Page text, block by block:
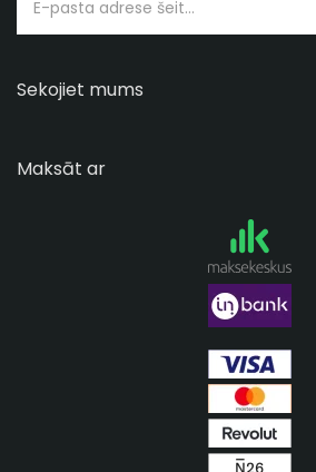
Sekojiet mums
Maksāt ar